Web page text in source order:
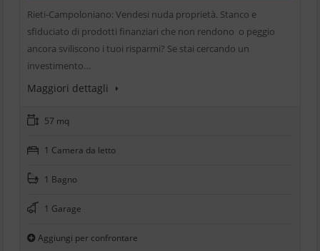
Rieti-Campoloniano: Vendesi nuda proprietà. Stanco e
sfiduciato di prodotti finanziari che non rendono o peggio
ancora sviliscono i tuoi risparmi? Se stai cercando un
investimento…
Maggiori dettagli
57 mq
1 Camera da letto
1 Bagno
1 Garage
Aggiungi per confrontare